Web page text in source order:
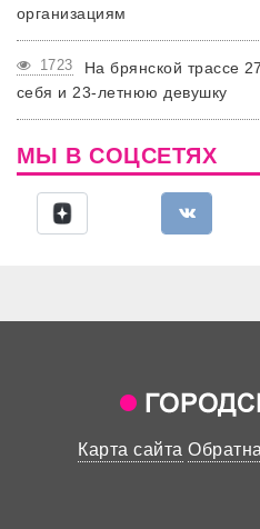
организациям
1723
На брянской трассе
себя и 23-летнюю девушку
МЫ В СОЦСЕТЯХ
Карта сайта